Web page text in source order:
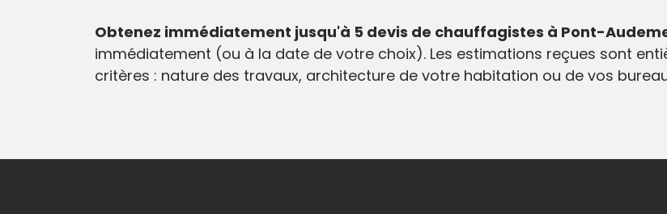
Obtenez immédiatement jusqu'à 5 devis de chauffagistes à Pont-
immédiatement (ou à la date de votre choix). Les estimations reçues sont
critères : nature des travaux, architecture de votre habitation ou de vos